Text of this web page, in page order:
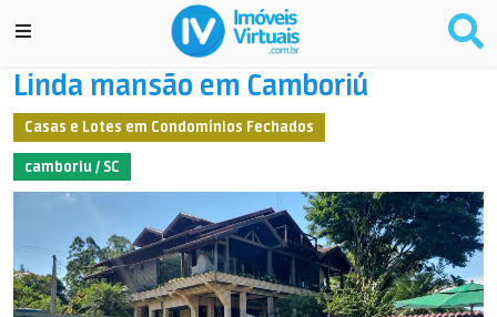
Linda mansão em Camboriú
Casas e Lotes em Condomínios Fechados
camboriu / SC